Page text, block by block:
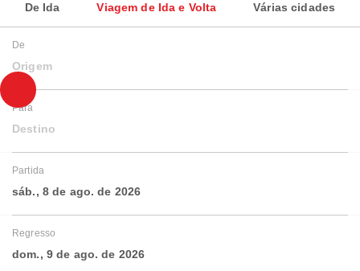
De Ida Viagem de Ida e Volta Várias cidades
De
Origem
Para
Destino
Partida
sáb., 8 de ago. de 2026
Regresso
dom., 9 de ago. de 2026